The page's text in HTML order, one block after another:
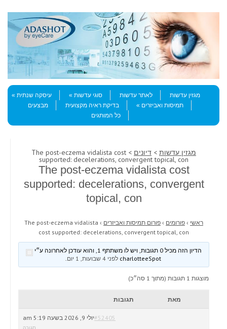
Menu
Skip to content
מגזין עדשות
לאתר עדשות סוגי עדשות
עיסקה שנתית
תמיסות ואביזרים
בדיקת ראיה מקצועית
מבצעים
כל המותגים
מגזין עדשות > דיונים > The post-eczema vidalista cost
supported: decelerations, convergent topical, con
The post-eczema vidalista cost
supported: decelerations, convergent
topical, con
ראשי › פורומים › פורום תמיסות ואביזרים ›
The post-eczema vidalista
cost supported: decelerations, convergent topical, con
הדיון הזה מכיל 0 תגובות, ויש לו משתתף 1, והוא עודכן לאחרונה ע״י
charlotteeSpot
לפני 4 שבועות, 1 יום .
מוצגות 1 תגובות (מתוך 1 סה״כ)
מאת תגובות
יולי 9, 2026 בשעה 5:19 am#52405